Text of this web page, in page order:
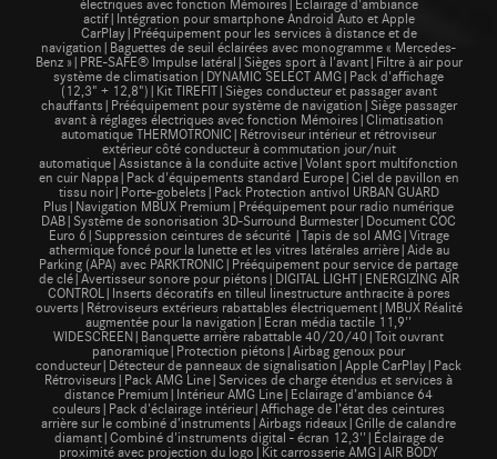
actif|Intégration pour smartphone Android Auto et Apple
CarPlay|Prééquipement pour les services à distance et de
navigation|Baguettes de seuil éclairées avec monogramme « Mercedes-
Benz »|PRE-SAFE® Impulse latéral|Sièges sport à l'avant|Filtre à air pour
système de climatisation|DYNAMIC SELECT AMG|Pack d'affichage
(12,3" + 12,8")|Kit TIREFIT|Sièges conducteur et passager avant
chauffants|Prééquipement pour système de navigation|Siège passager
avant à réglages électriques avec fonction Mémoires|Climatisation
automatique THERMOTRONIC|Rétroviseur intérieur et rétroviseur
extérieur côté conducteur à commutation jour/nuit
automatique|Assistance à la conduite active|Volant sport multifonction
en cuir Nappa|Pack d'équipements standard Europe|Ciel de pavillon en
tissu noir|Porte-gobelets|Pack Protection antivol URBAN GUARD
Plus|Navigation MBUX Premium|Prééquipement pour radio numérique
DAB|Système de sonorisation 3D-Surround Burmester|Document COC
Euro 6|Suppression ceintures de sécurité |Tapis de sol AMG|Vitrage
athermique foncé pour la lunette et les vitres latérales arrière|Aide au
Parking (APA) avec PARKTRONIC|Prééquipement pour service de partage
de clé|Avertisseur sonore pour piétons|DIGITAL LIGHT|ENERGIZING AIR
CONTROL|Inserts décoratifs en tilleul linestructure anthracite à pores
ouverts|Rétroviseurs extérieurs rabattables électriquement|MBUX Réalité
augmentée pour la navigation|Ecran média tactile 11,9''
WIDESCREEN|Banquette arrière rabattable 40/20/40|Toit ouvrant
panoramique|Protection piétons|Airbag genoux pour
conducteur|Détecteur de panneaux de signalisation|Apple CarPlay|Pack
Rétroviseurs|Pack AMG Line|Services de charge étendus et services à
distance Premium|Intérieur AMG Line|Eclairage d’ambiance 64
couleurs|Pack d'éclairage intérieur|Affichage de l’état des ceintures
arrière sur le combiné d’instruments|Airbags rideaux|Grille de calandre
diamant|Combiné d'instruments digital - écran 12,3''|Éclairage de
proximité avec projection du logo|Kit carrosserie AMG|AIR BODY